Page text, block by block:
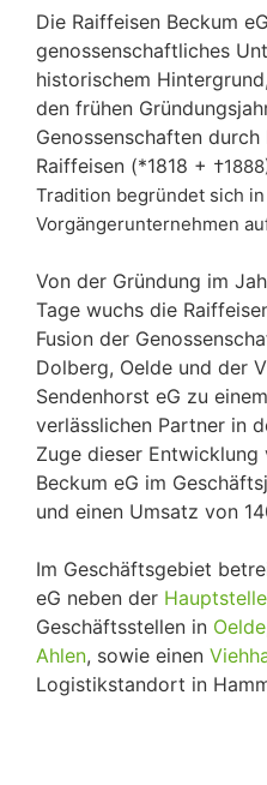
Die Raiffeisen Beckum
genossenschaftliches
historischem
den frühen
Genossenschaften
Raiffeisen (*1818 + †
Tradition begründet sich
Vorgängerunternehmen
Von der Gründung im
Tage wuchs die
Fusion der
Dolberg, Oelde und der
Sendenhorst eG zu
verlässlichen Partner in
Zuge dieser
Beckum eG im
und einen Umsatz von
Im Geschäftsgebiet
eG neben der
Geschäftsstellen in Oelde
Ahlen, sowie einen
Logistikstandort in